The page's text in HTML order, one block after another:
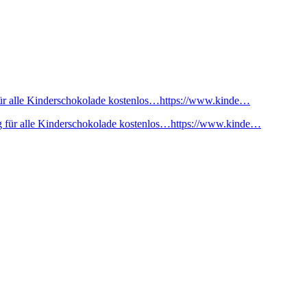
alle Kinderschokolade kostenlos…https://www.kinde…
für alle Kinderschokolade kostenlos…https://www.kinde…